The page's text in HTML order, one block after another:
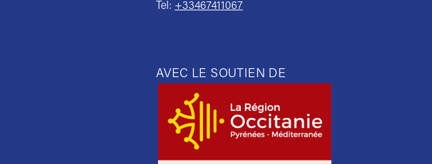
Tel: +33467411067
AVEC LE SOUTIEN DE